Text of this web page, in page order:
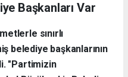
Başkanları Var
sınırlı
belediye başkanlarının
"Partimizin